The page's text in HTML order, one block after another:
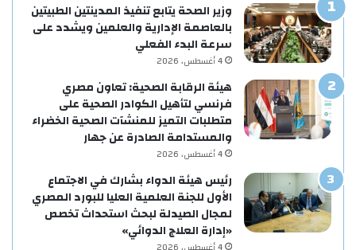
وزير الصحة يتابع تنفيذ المدينتين الطبيتين
بالعاصمة الإدارية والعلمين ويشدد على
سرعة البدء الفعلي
4 أغسطس، 2026
هيئة الرقابة الصحية: تعاون مصري
فرنسي لتأهيل الكوادر الصحية على
متطلبات التميز للمنشآت الصحية الخضراء
والمستدامة الصادرة عن جهار
4 أغسطس، 2026
رئيس هيئة الدواء بشارك في الاجتماع
الأول للجنة العلمية العليا للبورد المصري
لمجال الصيدلة لبحث استحداث تخصص
«إدارة العلاج الدوائي»